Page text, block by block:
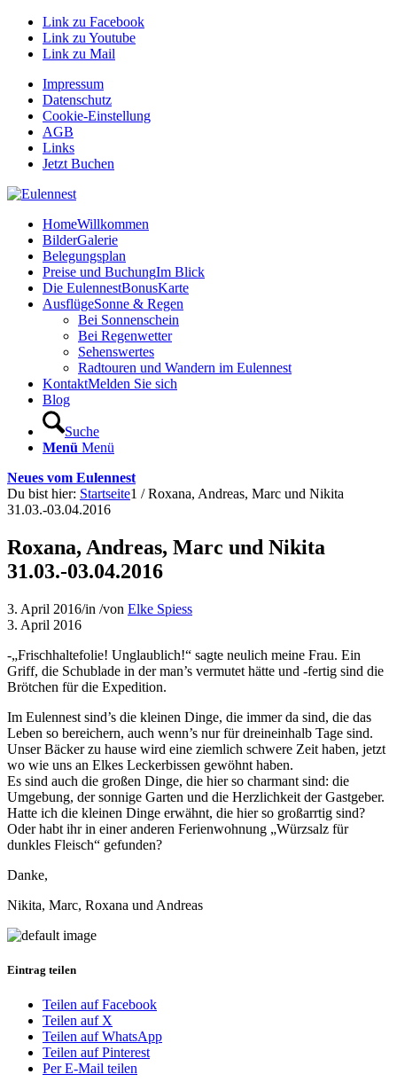
Link zu Facebook
Link zu Youtube
Link zu Mail
Impressum
Datenschutz
Cookie-Einstellung
AGB
Links
Jetzt Buchen
HomeWillkommen
BilderGalerie
Belegungsplan
Preise und BuchungIm Blick
Die EulennestBonusKarte
AusflügeSonne & Regen
Bei Sonnenschein
Bei Regenwetter
Sehenswertes
Radtouren und Wandern im Eulennest
KontaktMelden Sie sich
Blog
Suche
Menü Menü
Neues vom Eulennest
Du bist hier: Startseite1 / Roxana, Andreas, Marc und Nikita
31.03.-03.04.2016
Roxana, Andreas, Marc und Nikita
31.03.-03.04.2016
3. April 2016/in /von Elke Spiess
3. April 2016
-„Frischhaltefolie! Unglaublich!“ sagte neulich meine Frau. Ein
Griff, die Schublade in der man’s vermutet hätte und -fertig sind die
Brötchen für die Expedition.
Im Eulennest sind’s die kleinen Dinge, die immer da sind, die das
Leben so bereichern, auch wenn’s nur für dreineinhalb Tage sind.
Unser Bäcker zu hause wird eine ziemlich schwere Zeit haben, jetzt
wo wie uns an Elkes Leckerbissen gewöhnt haben.
Es sind auch die großen Dinge, die hier so charmant sind: die
Umgebung, der sonnige Garten und die Herzlichkeit der Gastgeber.
Hatte ich die kleinen Dinge erwähnt, die hier so großarrtig sind?
Oder habt ihr in einer anderen Ferienwohnung „Würzsalz für
dunkles Fleisch“ gefunden?
Danke,
Nikita, Marc, Roxana und Andreas
Eintrag teilen
Teilen auf Facebook
Teilen auf X
Teilen auf WhatsApp
Teilen auf Pinterest
Per E-Mail teilen